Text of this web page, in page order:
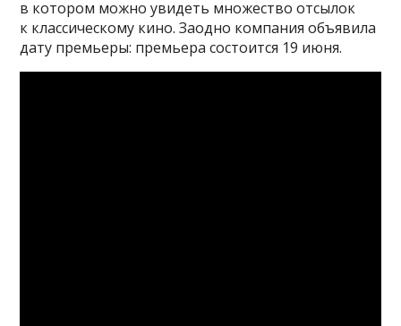
в котором можно увидеть множество отсылок
к классическому кино. Заодно компания объявила
дату премьеры: премьера состоится 19 июня.